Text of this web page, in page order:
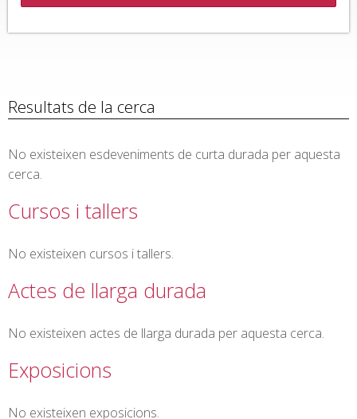
que
Resultats de la cerca
No existeixen esdeveniments de curta durada per aquesta
cerca.
Cursos i tallers
No existeixen cursos i tallers.
Actes de llarga durada
No existeixen actes de llarga durada per aquesta cerca.
Exposicions
No existeixen exposicions.